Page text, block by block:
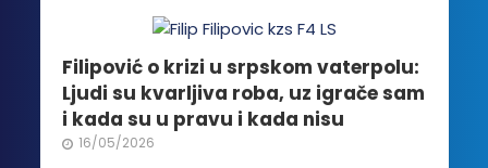
Opcije
mogu
biti
izabrane
na
stranici
Filipović o krizi u srpskom vaterpolu:
Ljudi su kvarljiva roba, uz igrače sam
i kada su u pravu i kada nisu
16/05/2026